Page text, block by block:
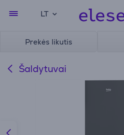
LT
Prekės likutis
Šaldytuvai